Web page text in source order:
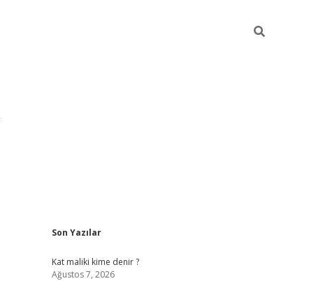
Sidebar
Son Yazılar
Kat maliki kime denir ?
Ağustos 7, 2026
https://betci.co/vd casino giriş